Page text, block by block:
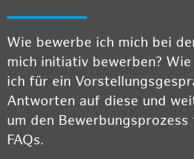
Wie bewerbe ich mich bei
mich initiativ bewerben?
ich für ein
Antworten auf diese und
um den
FAQs.